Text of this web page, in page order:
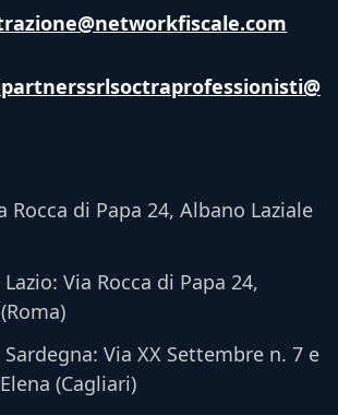
Rocca di Papa 24, Albano Laziale
Via Rocca di Papa 24,
Via XX Settembre n. 7 e
(Cagliari)